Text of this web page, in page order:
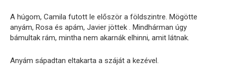
A húgom, Camila futott le először a földszintre. Mögötte
anyám, Rosa és apám, Javier jöttek . Mindhárman úgy
bámultak rám, mintha nem akarnák elhinni, amit látnak.
Anyám sápadtan eltakarta a száját a kezével.